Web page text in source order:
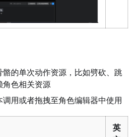
的单次动作资源，比如劈砍、跳
角色相关资源
用或者拖拽至角色编辑器中使用
英